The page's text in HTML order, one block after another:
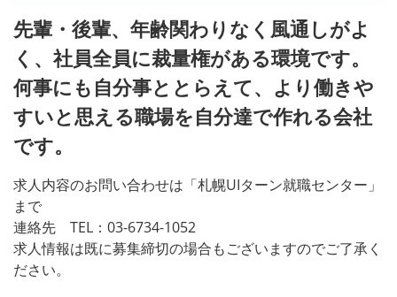
先輩・後輩、年齢関わりなく風通しがよ
く、社員全員に裁量権がある環境です。
何事にも自分事ととらえて、より働きや
すいと思える職場を自分達で作れる会社
です。
求人内容のお問い合わせは「札幌UIターン就職センター」
まで
連絡先 TEL：03-6734-1052
求人情報は既に募集締切の場合もございますのでご了承く
ださい。